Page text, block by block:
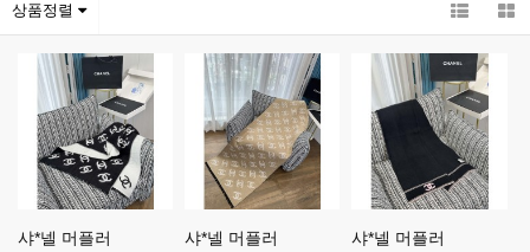
상품정렬
샤*넬 머플러 샤*넬 머플러 샤*넬 머플러